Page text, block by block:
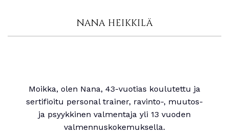
NANA HEIKKILÄ
Moikka, olen Nana, 43-vuotias koulutettu ja
sertifioitu personal trainer, ravinto-, muutos-
ja psyykkinen valmentaja yli 13 vuoden
valmennuskokemuksella.